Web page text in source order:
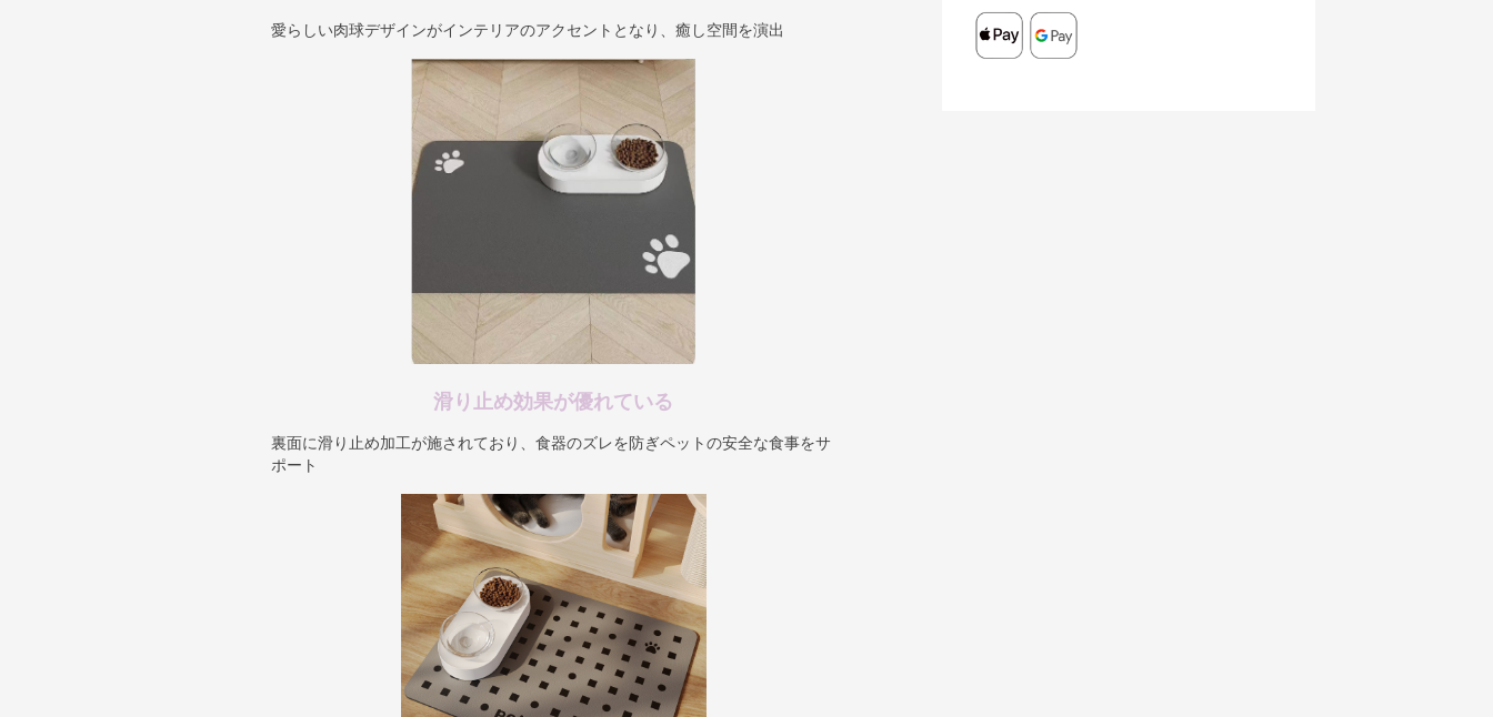
愛らしい肉球デザインがインテリアのアクセントとなり、癒し空間を演出
滑り止め効果が優れている
裏面に滑り止め加工が施されており、食器のズレを防ぎペットの安全な食事をサ
ポート